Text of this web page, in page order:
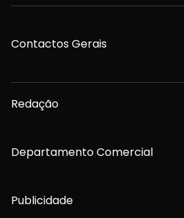
Contactos Gerais
Redação
Departamento Comercial
Publicidade